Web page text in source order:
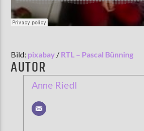
Bild: pixabay / RTL – Pascal Bünning
AUTOR
Anne Riedl